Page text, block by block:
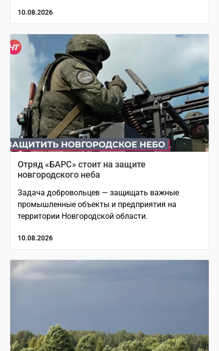
10.08.2026
Отряд «БАРС» стоит на защите
новгородского неба
Задача добровольцев — защищать важные
промышленные объекты и предприятия на
территории Новгородской области.
10.08.2026